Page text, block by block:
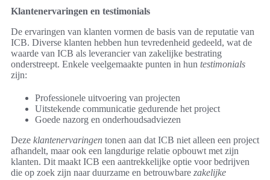
Klantenervaringen en testimonials
De ervaringen van klanten vormen de basis van de reputatie van
ICB. Diverse klanten hebben hun tevredenheid gedeeld, wat de
waarde van ICB als leverancier van zakelijke bestrating
onderstreept. Enkele veelgemaakte punten in hun testimonials
zijn:
Professionele uitvoering van projecten
Uitstekende communicatie gedurende het project
Goede nazorg en onderhoudsadviezen
Deze klantenervaringen tonen aan dat ICB niet alleen een project
afhandelt, maar ook een langdurige relatie opbouwt met zijn
klanten. Dit maakt ICB een aantrekkelijke optie voor bedrijven
die op zoek zijn naar duurzame en betrouwbare zakelijke